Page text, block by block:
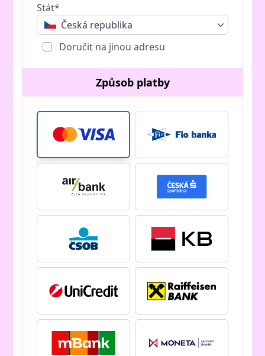
Stát*
Česká republika
Doručit na jinou adresu
Způsob platby